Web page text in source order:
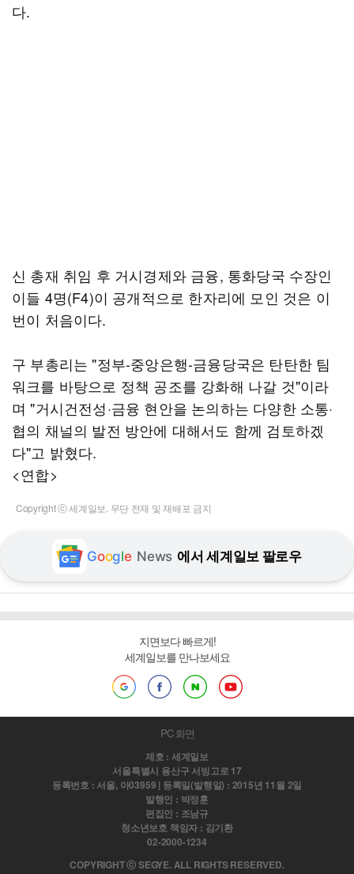
다.
신 총재 취임 후 거시경제와 금융, 통화당국 수장인
이들 4명(F4)이 공개적으로 한자리에 모인 것은 이
번이 처음이다.
구 부총리는 "정부-중앙은행-금융당국은 탄탄한 팀
워크를 바탕으로 정책 공조를 강화해 나갈 것"이라
며 "거시건전성·금융 현안을 논의하는 다양한 소통·
협의 채널의 발전 방안에 대해서도 함께 검토하겠
다"고 밝혔다.
<연합>
Copyright ⓒ 세계일보. 무단 전재 및 재배포 금지
Google News 에서 세계일보 팔로우
지면보다 빠르게!
세계일보를 만나보세요
PC 화면
제호 : 세계일보
서울특별시 용산구 서빙고로 17
등록번호 : 서울, 아03959 | 등록일(발행일) : 2015년 11월 2일
발행인 : 박정훈
편집인 : 조남규
청소년보호 책임자 : 김기환
02-2000-1234
COPYRIGHT ⓒ SEGYE. ALL RIGHTS RESERVED.